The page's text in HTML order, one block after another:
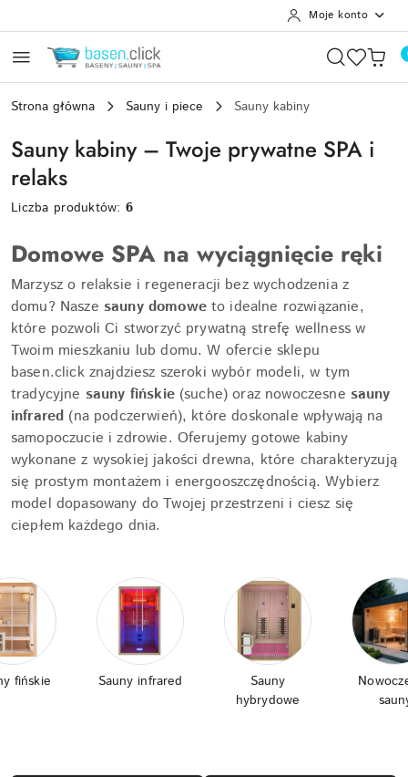
Moje konto
Strona główna Sauny i piece Sauny kabiny
Sauny kabiny – Twoje prywatne SPA i
relaks
Liczba produktów:6
Domowe SPA na wyciągnięcie ręki
Marzysz o relaksie i regeneracji bez wychodzenia z
domu? Nasze sauny domoweto idealne rozwiązanie,
które pozwoli Ci stworzyć prywatną strefę wellness w
Twoim mieszkaniu lub domu. W ofercie sklepu
basen.click znajdziesz szeroki wybór modeli, w tym
tradycyjne sauny fińskie(suche) oraz nowoczesne sauny
infrared (na podczerwień), które doskonale wpływają na
samopoczucie i zdrowie. Oferujemy gotowe kabiny
wykonane z wysokiej jakości drewna, które charakteryzują
się prostym montażem i energooszczędnością. Wybierz
model dopasowany do Twojej przestrzeni i ciesz się
ciepłem każdego dnia.
fińskie Sauny infrared
Sauny
hybrydowe